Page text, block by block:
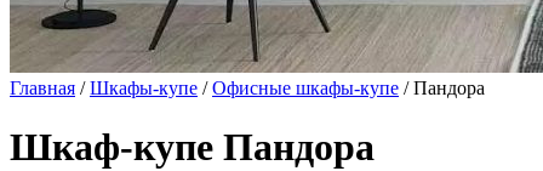
Главная /Шкафы-купе /Офисные шкафы-купе / Пандора
Шкаф-купе Пандора